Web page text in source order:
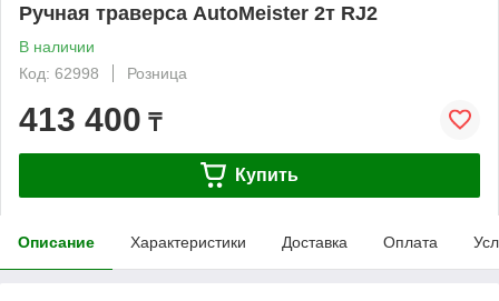
Ручная траверса AutoMeister 2т RJ2
В наличии
Код: 62998
Розница
413 400 ₸
Купить
Описание Характеристики Доставка Оплата